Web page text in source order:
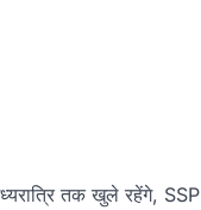
तक खुले रहेंगे, SSP